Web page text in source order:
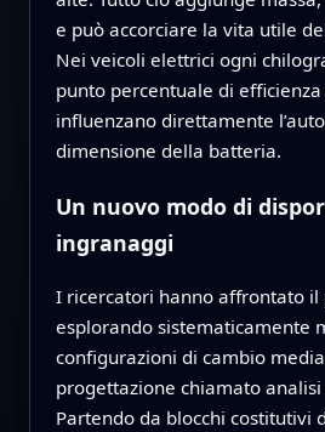
e può accorciare la vita utile
Nei veicoli elettrici ogni
punto percentuale di
influenzano direttamente
dimensione della batteria.
Un nuovo modo di
ingranaggi
I ricercatori hanno affrontato il
esplorando sistematicamente
configurazioni di cambio
progettazione chiamato
Partendo da blocchi costitutivi